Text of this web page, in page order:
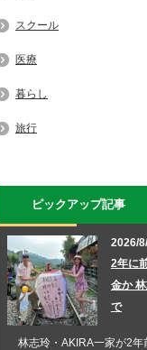
スクール
医療
暮らし
旅行
ピックアップ記事
2026/
2年に
金か
で
林志玲・AKIRA一家が2年